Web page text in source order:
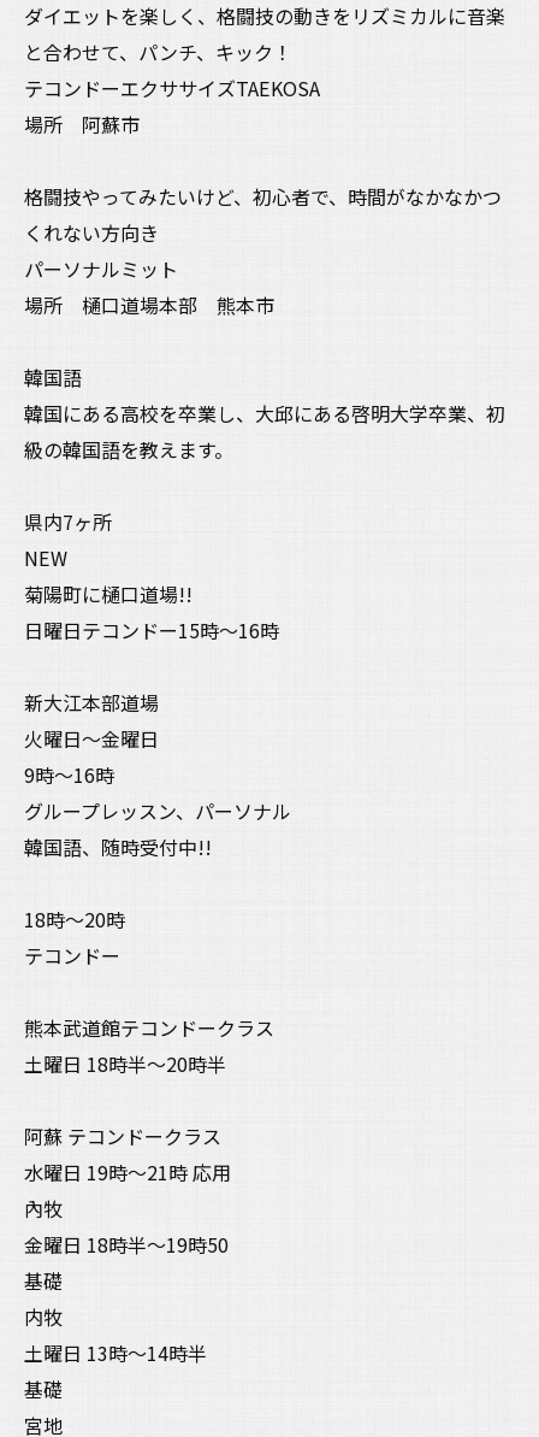
ダイエットを楽しく、格闘技の動きをリズミカルに音楽
と合わせて、パンチ、キック！
テコンドーエクササイズTAEKOSA
場所 阿蘇市
格闘技やってみたいけど、初心者で、時間がなかなかつ
くれない方向き
パーソナルミット
場所 樋口道場本部 熊本市
韓国語
韓国にある高校を卒業し、大邱にある啓明大学卒業、初
級の韓国語を教えます。
県内7ヶ所
NEW
菊陽町に樋口道場!!
日曜日テコンドー15時〜16時
新大江本部道場
火曜日〜金曜日
9時〜16時
グループレッスン、パーソナル
韓国語、随時受付中!!
18時〜20時
テコンドー
熊本武道館テコンドークラス
土曜日 18時半〜20時半
阿蘇 テコンドークラス
水曜日 19時〜21時 応用
內牧
金曜日 18時半〜19時50
基礎
内牧
土曜日 13時〜14時半
基礎
宮地